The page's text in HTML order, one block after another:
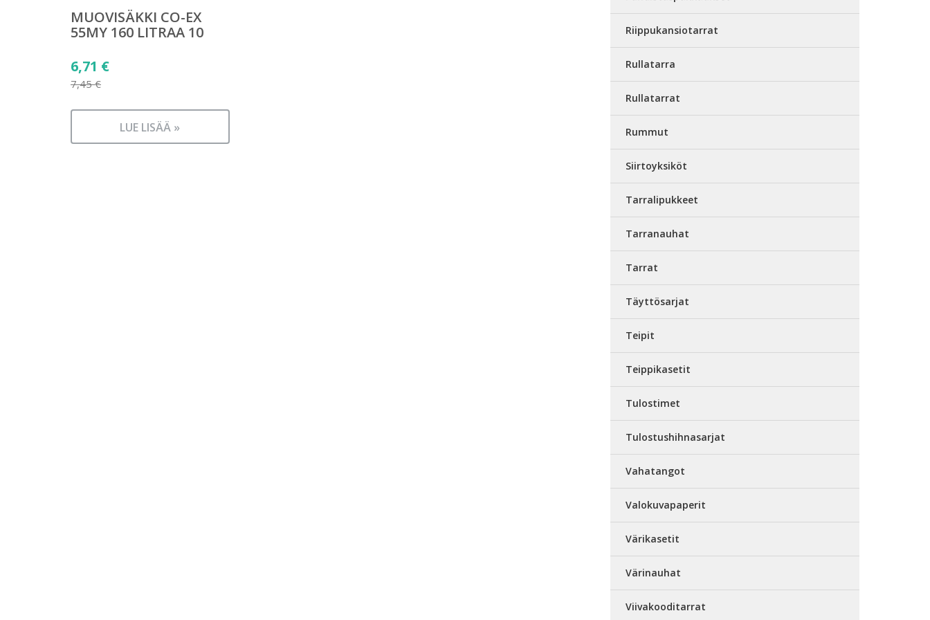
MUOVISÄKKI CO-EX
55MY 160 LITRAA 10
7,45€
Alkuperäinen
hinta
6,71 €
on:
LUE LISÄÄ »
Riippukansiotarrat
Rullatarra
Rullatarrat
Rummut
Siirtoyksiköt
Tarralipukkeet
Tarranauhat
Tarrat
Täyttösarjat
Teipit
Teippikasetit
Tulostimet
Tulostushihnasarjat
Vahatangot
Valokuvapaperit
Värikasetit
Värinauhat
Viivakooditarrat